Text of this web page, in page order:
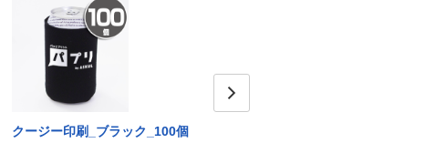
クージー印刷_ブラック_100個